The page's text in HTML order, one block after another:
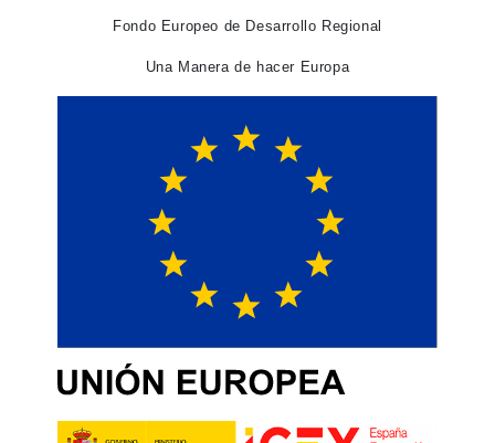
Fondo Europeo de Desarrollo Regional
Una Manera de hacer Europa